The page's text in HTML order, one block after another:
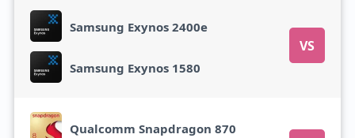
Samsung Exynos 2400e
VS
Samsung Exynos 1580
Qualcomm Snapdragon 870